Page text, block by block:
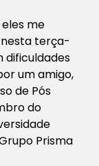
me
terça-
dificuldades
um amigo,
de Pós
do
Prisma